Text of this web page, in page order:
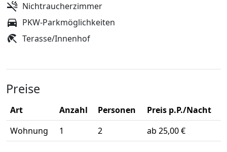
Nichtraucherzimmer
PKW-Parkmöglichkeiten
Terasse/Innenhof
Preise
Art Anzahl Personen
Preis p.P./Nacht
Wohnung
1 2 ab 25,00 €